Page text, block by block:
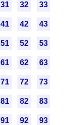
31 32 33
41 42 43
51 52 53
61 62 63
71 72 73
81 82 83
91 92 93